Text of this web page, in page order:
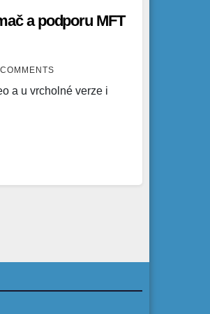
a podporu MFT
a u vrcholné verze i